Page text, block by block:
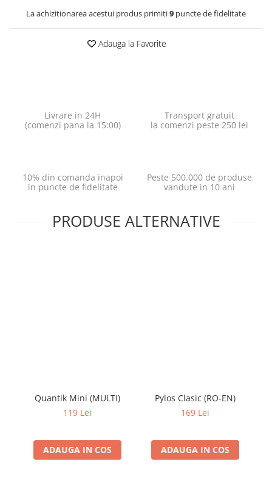
La achizitionarea acestui produs primiti9 puncte de fidelitate
Adauga la Favorite
Livrare in 24H
(comenzi pana la 15:00)
Transport gratuit
la comenzi peste 250 lei
10% din comanda inapoi
in puncte de fidelitate
Peste 500.000 de produse
vandute in 10 ani
PRODUSE ALTERNATIVE
Quantik Mini (MULTI)
119 Lei
ADAUGA IN COS
Pylos Clasic (RO-EN)
169 Lei
ADAUGA IN COS